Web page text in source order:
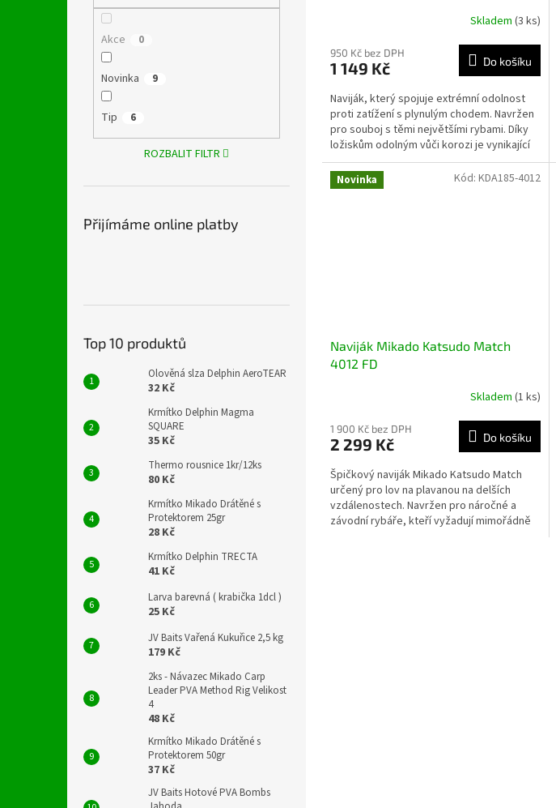
Akce 0
Novinka 9
Tip 6
ROZBALIT FILTR
Přijímáme online platby
Top 10 produktů
Olověná slza Delphin AeroTEAR
32 Kč
Krmítko Delphin Magma
SQUARE
35 Kč
Thermo rousnice 1kr/12ks
80 Kč
Krmítko Mikado Drátěné s
Protektorem 25gr
28 Kč
Krmítko Delphin TRECTA
41 Kč
Larva barevná ( krabička 1dcl )
25 Kč
JV Baits Vařená Kukuřice 2,5 kg
179 Kč
2ks - Návazec Mikado Carp
Leader PVA Method Rig Velikost
4
48 Kč
Krmítko Mikado Drátěné s
Protektorem 50gr
37 Kč
JV Baits Hotové PVA Bombs
Skladem (3 ks)
950 Kč bez DPH
1 149 Kč Do košíku
Naviják, který spojuje extrémní odolnost
proti zatížení s plynulým chodem. Navržen
pro souboj s těmi největšími rybami. Díky
ložiskům odolným vůči korozi je vynikající
volbou i...
Novinka
Naviják Mikado Katsudo Match
4012 FD
Skladem (1 ks)
1 900 Kč bez DPH
2 299 Kč Do košíku
Špičkový naviják Mikado Katsudo Match
určený pro lov na plavanou na delších
vzdálenostech. Navržen pro náročné a
závodní rybáře, kteří vyžadují mimořádně
Kód: KDA185-4012